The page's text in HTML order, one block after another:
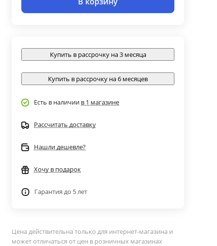
Купить в рассрочку на 3 месяца
Купить в рассрочку на 6 месяцев
Есть в наличии в 1 магазине
Рассчитать доставку
Нашли дешевле?
Хочу в подарок
Гарантия до 5 лет
Цена действительна только для интернет-магазина и
может отличаться от цен в розничных магазинах